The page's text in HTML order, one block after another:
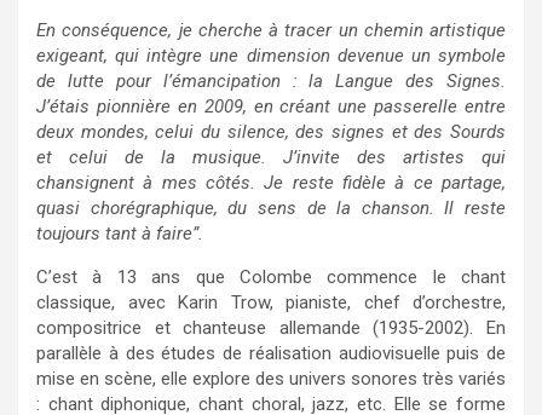
En conséquence, je cherche à tracer un chemin artistique
exigeant, qui intègre une dimension devenue un symbole
de lutte pour l’émancipation : la Langue des Signes.
J’étais pionnière en 2009, en créant une passerelle entre
deux mondes, celui du silence, des signes et des Sourds
et celui de la musique. J’invite des artistes qui
chansignent à mes côtés. Je reste fidèle à ce partage,
quasi chorégraphique, du sens de la chanson. Il reste
toujours tant à faire”.
C’est à 13 ans que Colombe commence le chant
classique, avec Karin Trow, pianiste, chef d’orchestre,
compositrice et chanteuse allemande (1935-2002). En
parallèle à des études de réalisation audiovisuelle puis de
mise en scène, elle explore des univers sonores très variés
: chant diphonique, chant choral, jazz, etc. Elle se forme